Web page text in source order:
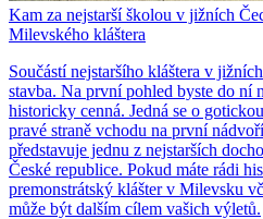
Kam za nejstarší školou v jižních
Milevského kláštera
Součástí nejstaršího kláštera v
stavba. Na první pohled byste do ní
historicky cenná. Jedná se o
pravé straně vchodu na první
představuje jednu z nejstarších
České republice. Pokud máte rádi
premonstrátský klášter v Milevsku
může být dalším cílem vašich výletů.